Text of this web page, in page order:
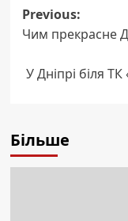
Post
Previous:
Чим прекрасне
У Дніпрі біля
Більше